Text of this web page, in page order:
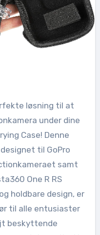
under dine
Case! Denne
til GoPro
samt
One R RS
holdbare design, er
til alle entusiaster
beskyttende